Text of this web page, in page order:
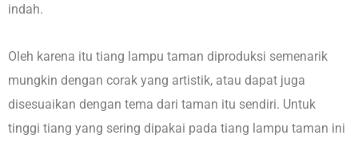
indah.
Oleh karena itu tiang lampu taman diproduksi semenarik
mungkin dengan corak yang artistik, atau dapat juga
disesuaikan dengan tema dari taman itu sendiri. Untuk
tinggi tiang yang sering dipakai pada tiang lampu taman ini